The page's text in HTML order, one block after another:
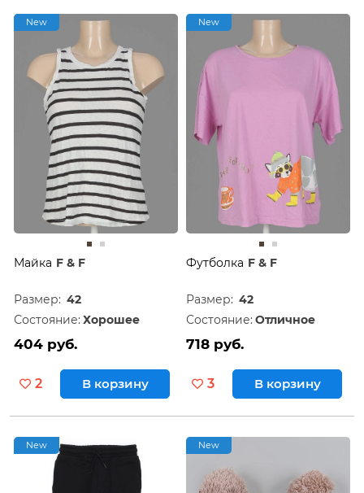
New
Майка F & F
Размер: 42
Состояние: Хорошее
404 руб.
2 В корзину
New
Футболка F & F
Размер: 42
Состояние: Отличное
718 руб.
3 В корзину
New New